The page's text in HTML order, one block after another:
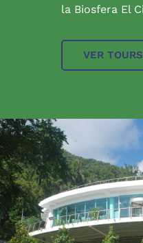
la Biosfera El
VER TOURS